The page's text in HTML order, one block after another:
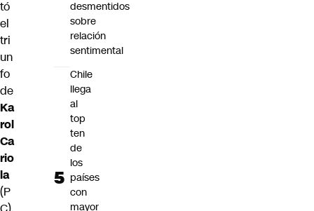
tó
el
tri
un
fo
de
Ka
rol
Ca
rio
la
(P
desmentidos
sobre
relación
sentimental
Chile
llega
al
top
ten
de
los
países
con
mayor